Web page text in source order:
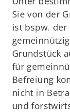
Sie von der
ist bspw. der
Grundstück
für
Befreiung
nicht in
und